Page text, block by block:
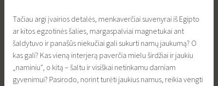
Tačiau argi įvairios detalės, menkaverčiai suvenyrai iš Egipto
ar kitos egzotinės šalies, margaspalviai magnetukai ant
šaldytuvo ir panašūs niekučiai gali sukurti namų jaukumą? O
kas gali? Kas vieną interjerą paverčia mielu širdžiai ir jaukiu
„naminiu“, o kitą – šaltu ir visiškai netinkamu darniam
gyvenimui? Pasirodo, norint turėti jaukius namus, reikia vengti